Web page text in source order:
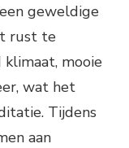
geweldige
rust te
mooie
wat het
Tijdens
aan